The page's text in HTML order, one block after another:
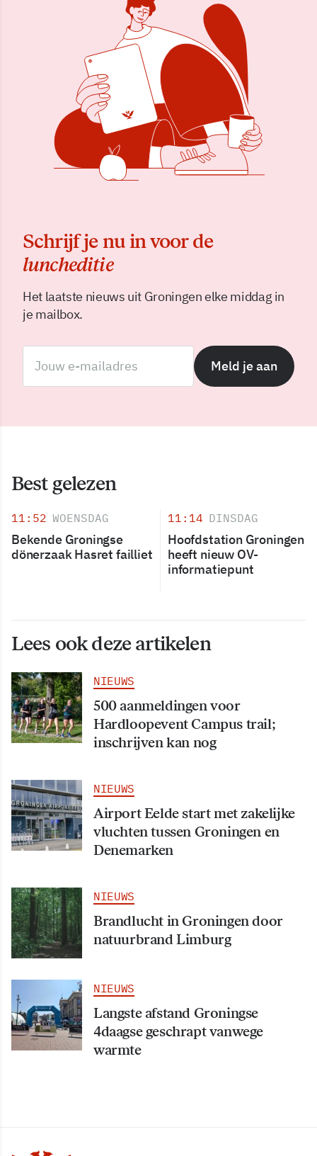
Schrijf je nu in voor de
luncheditie
Het laatste nieuws uit Groningen elke middag in
je mailbox.
Meld je aan
Best gelezen
11:52 WOENSDAG
Bekende Groningse
dönerzaak Hasret failliet
11:14 DINSDAG
Hoofdstation Groningen
heeft nieuw OV-
informatiepunt
Lees ook deze artikelen
NIEUWS
500 aanmeldingen voor
Hardloopevent Campus trail;
inschrijven kan nog
NIEUWS
Airport Eelde start met zakelijke
vluchten tussen Groningen en
Denemarken
NIEUWS
Brandlucht in Groningen door
natuurbrand Limburg
NIEUWS
Langste afstand Groningse
4daagse geschrapt vanwege
warmte